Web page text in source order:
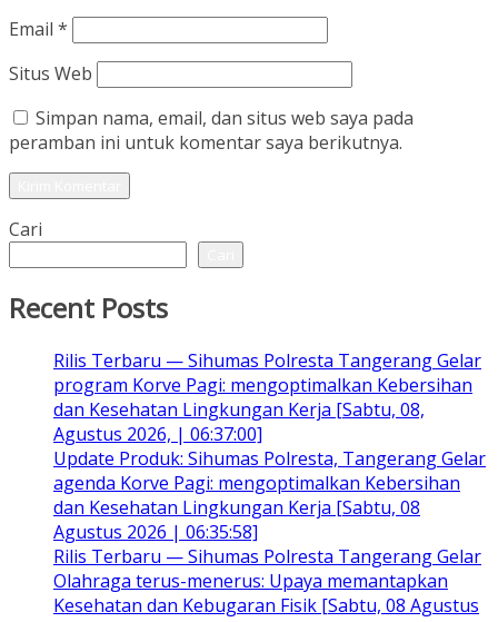
Email *
Situs Web
Simpan nama, email, dan situs web saya pada
peramban ini untuk komentar saya berikutnya.
Cari
Recent Posts
Rilis Terbaru — Sihumas Polresta Tangerang Gelar
program Korve Pagi: mengoptimalkan Kebersihan
dan Kesehatan Lingkungan Kerja [Sabtu, 08,
Agustus 2026, | 06:37:00]
Update Produk: Sihumas Polresta, Tangerang Gelar
agenda Korve Pagi: mengoptimalkan Kebersihan
dan Kesehatan Lingkungan Kerja [Sabtu, 08
Agustus 2026 | 06:35:58]
Rilis Terbaru — Sihumas Polresta Tangerang Gelar
Olahraga terus-menerus: Upaya memantapkan
Kesehatan dan Kebugaran Fisik [Sabtu, 08 Agustus